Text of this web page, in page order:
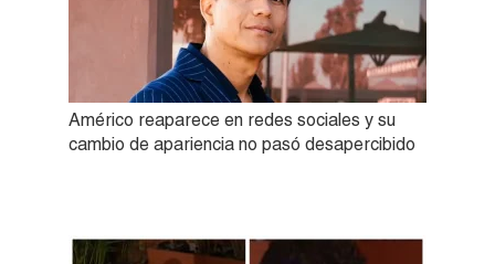
Américo reaparece en redes sociales y su
cambio de apariencia no pasó desapercibido